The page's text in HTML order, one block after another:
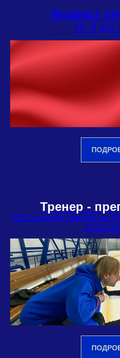
Возраст
от 3 до
Тренер -
Настоящий тренер не